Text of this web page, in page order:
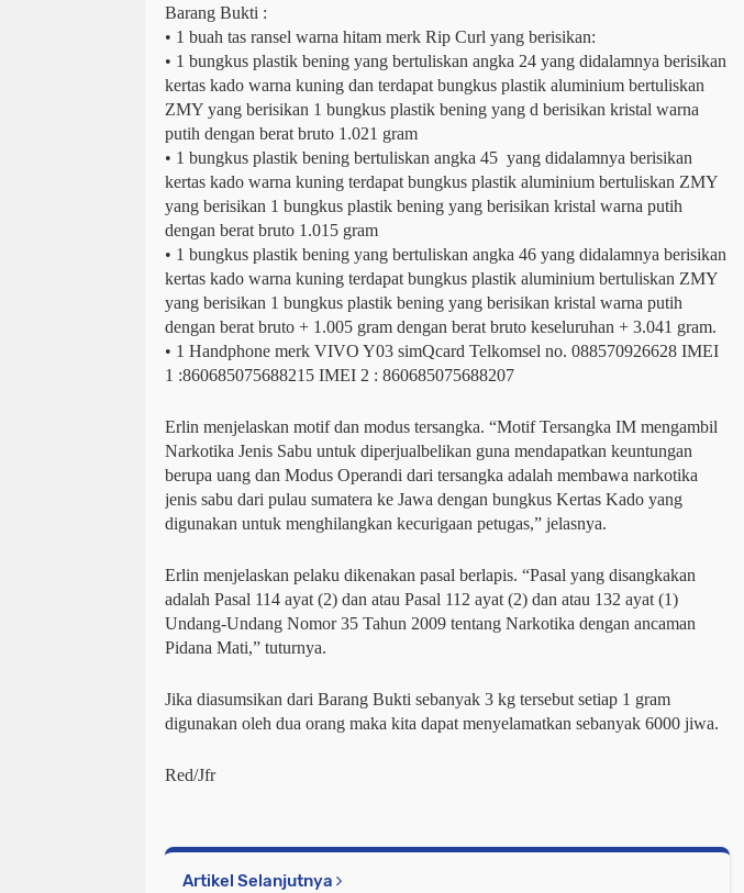
Barang Bukti :
• 1 buah tas ransel warna hitam merk Rip Curl yang berisikan:
• 1 bungkus plastik bening yang bertuliskan angka 24 yang didalamnya berisikan
kertas kado warna kuning dan terdapat bungkus plastik aluminium bertuliskan
ZMY yang berisikan 1 bungkus plastik bening yang d berisikan kristal warna
putih dengan berat bruto 1.021 gram
• 1 bungkus plastik bening bertuliskan angka 45 yang didalamnya berisikan
kertas kado warna kuning terdapat bungkus plastik aluminium bertuliskan ZMY
yang berisikan 1 bungkus plastik bening yang berisikan kristal warna putih
dengan berat bruto 1.015 gram
• 1 bungkus plastik bening yang bertuliskan angka 46 yang didalamnya berisikan
kertas kado warna kuning terdapat bungkus plastik aluminium bertuliskan ZMY
yang berisikan 1 bungkus plastik bening yang berisikan kristal warna putih
dengan berat bruto + 1.005 gram dengan berat bruto keseluruhan + 3.041 gram.
• 1 Handphone merk VIVO Y03 simQcard Telkomsel no. 088570926628 IMEI
1 :860685075688215 IMEI 2 : 860685075688207
Erlin menjelaskan motif dan modus tersangka. “Motif Tersangka IM mengambil
Narkotika Jenis Sabu untuk diperjualbelikan guna mendapatkan keuntungan
berupa uang dan Modus Operandi dari tersangka adalah membawa narkotika
jenis sabu dari pulau sumatera ke Jawa dengan bungkus Kertas Kado yang
digunakan untuk menghilangkan kecurigaan petugas,” jelasnya.
Erlin menjelaskan pelaku dikenakan pasal berlapis. “Pasal yang disangkakan
adalah Pasal 114 ayat (2) dan atau Pasal 112 ayat (2) dan atau 132 ayat (1)
Undang-Undang Nomor 35 Tahun 2009 tentang Narkotika dengan ancaman
Pidana Mati,” tuturnya.
Jika diasumsikan dari Barang Bukti sebanyak 3 kg tersebut setiap 1 gram
digunakan oleh dua orang maka kita dapat menyelamatkan sebanyak 6000 jiwa.
Red/Jfr
Artikel Selanjutnya